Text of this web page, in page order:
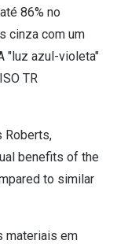
86% no
cinza com um
"luz azul-violeta"
TR
Roberts,
benefits of the
to similar
materiais em